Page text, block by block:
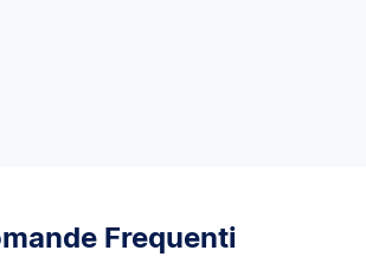
Frequenti